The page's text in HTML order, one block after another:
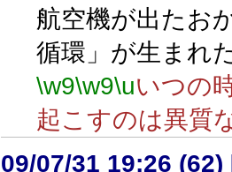
航空機が出たお
循環」が生まれ
\w9\w9\uいつの
起こすのは異質
09/07/31 19:26 (62)